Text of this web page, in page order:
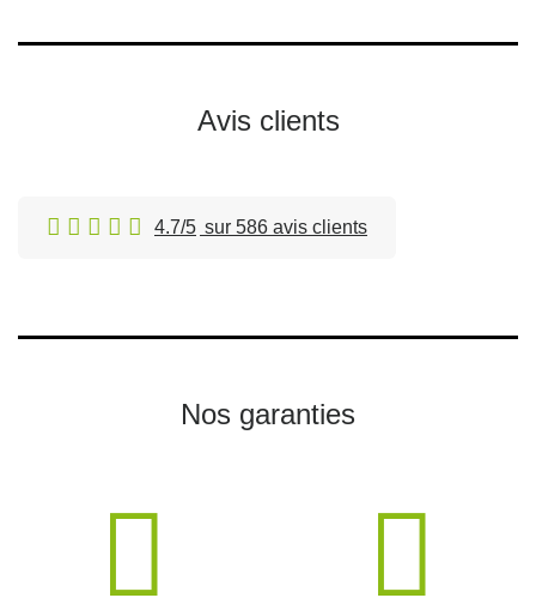
Avis clients
4.7/5 sur 586 avis clients
Nos garanties